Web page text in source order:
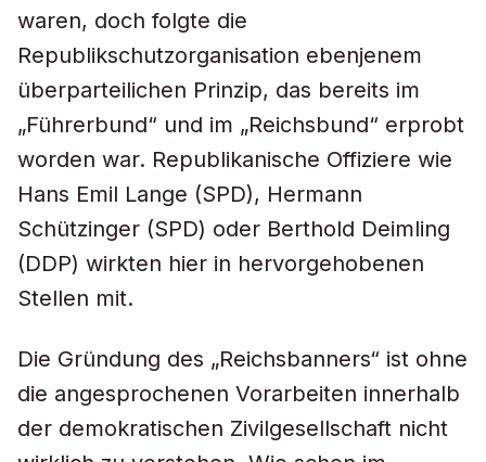
waren, doch folgte die
Republikschutzorganisation ebenjenem
überparteilichen Prinzip, das bereits im
„Führerbund“ und im „Reichsbund“ erprobt
worden war. Republikanische Offiziere wie
Hans Emil Lange (SPD), Hermann
Schützinger (SPD) oder Berthold Deimling
(DDP) wirkten hier in hervorgehobenen
Stellen mit.
Die Gründung des „Reichsbanners“ ist ohne
die angesprochenen Vorarbeiten innerhalb
der demokratischen Zivilgesellschaft nicht